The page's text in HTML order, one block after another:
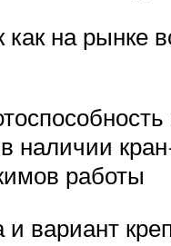
на рынке
наличии
работы
вариант